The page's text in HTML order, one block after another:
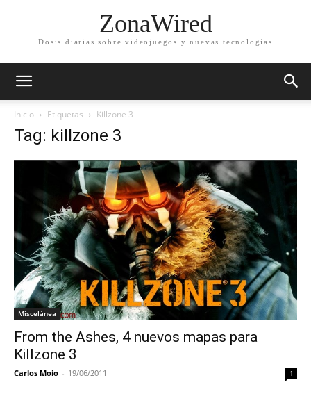
ZonaWired
Dosis diarias sobre videojuegos y nuevas tecnologías
Inicio Etiquetas Killzone 3
Tag: killzone 3
Miscelánea
From the Ashes, 4 nuevos mapas para
Killzone 3
Carlos Moio - 19/06/2011 1